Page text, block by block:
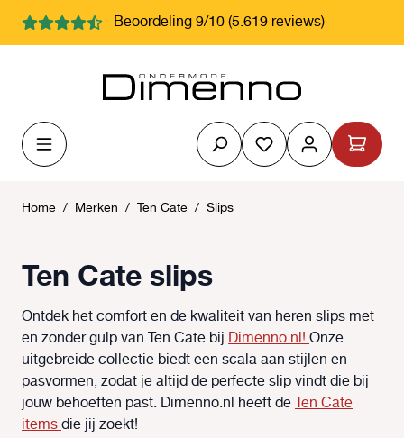
Beoordeling 9/10 (5.619 reviews)
Je hebt 0 items
Home / Merken / Ten Cate / Slips
Ten Cate slips
Ontdek het comfort en de kwaliteit van heren slips met
en zonder gulp van Ten Cate bij Dimenno.nl!Onze
uitgebreide collectie biedt een scala aan stijlen en
pasvormen, zodat je altijd de perfecte slip vindt die bij
jouw behoeften past. Dimenno.nl heeft deTen Cate
itemsdie jij zoekt!